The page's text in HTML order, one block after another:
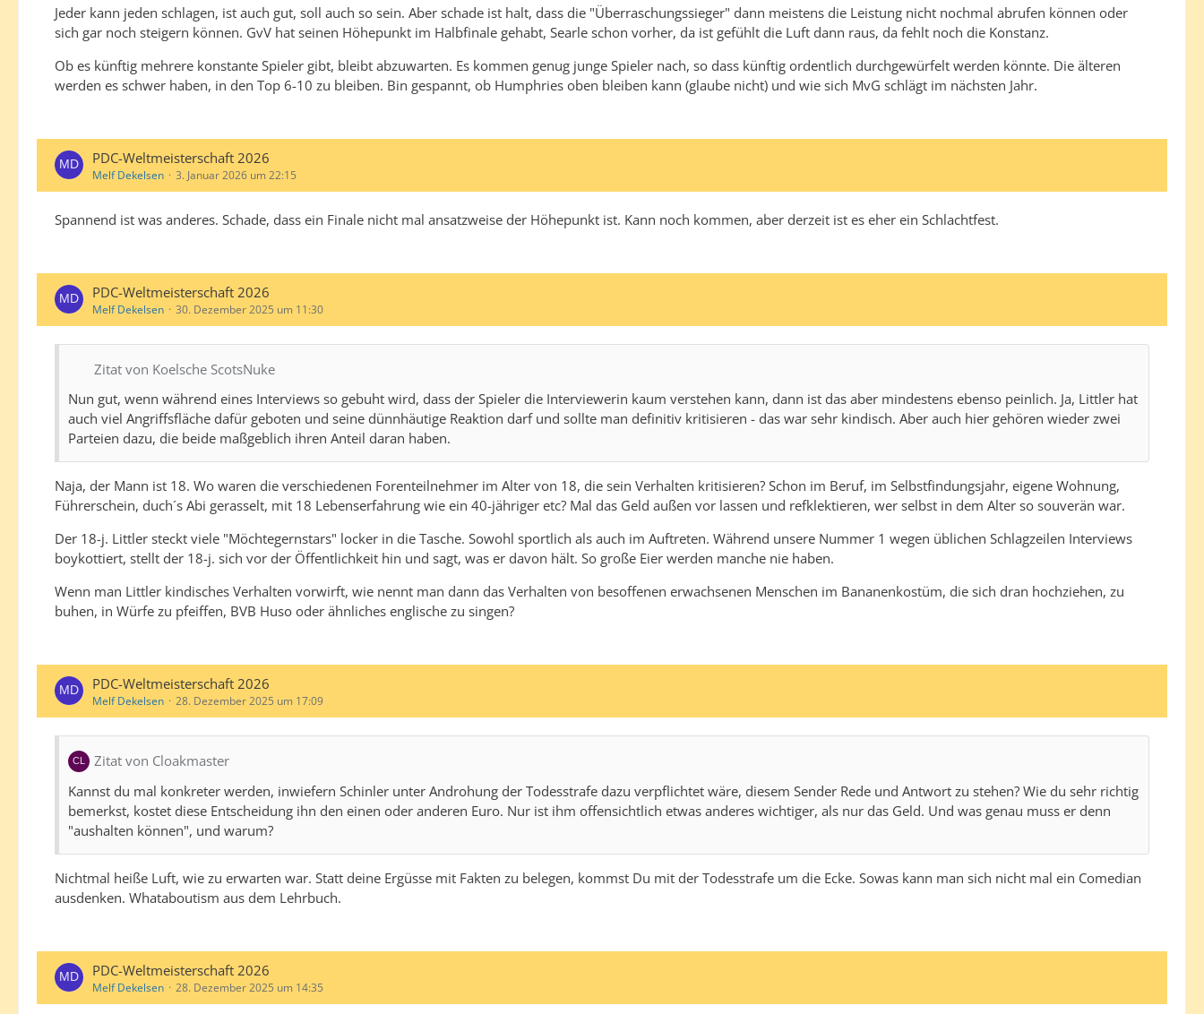
Jeder kann jeden schlagen, ist auch gut, soll auch so sein. Aber schade ist halt, dass die "Überraschungssieger" dann meistens die Leistung nicht nochmal abrufen können oder
sich gar noch steigern können. GvV hat seinen Höhepunkt im Halbfinale gehabt, Searle schon vorher, da ist gefühlt die Luft dann raus, da fehlt noch die Konstanz.
Ob es künftig mehrere konstante Spieler gibt, bleibt abzuwarten. Es kommen genug junge Spieler nach, so dass künftig ordentlich durchgewürfelt werden könnte. Die älteren
werden es schwer haben, in den Top 6-10 zu bleiben. Bin gespannt, ob Humphries oben bleiben kann (glaube nicht) und wie sich MvG schlägt im nächsten Jahr.
PDC-Weltmeisterschaft 2026
Melf Dekelsen 3. Januar 2026 um 22:15
Spannend ist was anderes. Schade, dass ein Finale nicht mal ansatzweise der Höhepunkt ist. Kann noch kommen, aber derzeit ist es eher ein Schlachtfest.
PDC-Weltmeisterschaft 2026
Melf Dekelsen 30. Dezember 2025 um 11:30
Zitat von Koelsche ScotsNuke
Nun gut, wenn während eines Interviews so gebuht wird, dass der Spieler die Interviewerin kaum verstehen kann, dann ist das aber mindestens ebenso peinlich. Ja, Littler hat
auch viel Angriffsfläche dafür geboten und seine dünnhäutige Reaktion darf und sollte man definitiv kritisieren - das war sehr kindisch. Aber auch hier gehören wieder zwei
Parteien dazu, die beide maßgeblich ihren Anteil daran haben.
Naja, der Mann ist 18. Wo waren die verschiedenen Forenteilnehmer im Alter von 18, die sein Verhalten kritisieren? Schon im Beruf, im Selbstfindungsjahr, eigene Wohnung,
Führerschein, duch´s Abi gerasselt, mit 18 Lebenserfahrung wie ein 40-jähriger etc? Mal das Geld außen vor lassen und refklektieren, wer selbst in dem Alter so souverän war.
Der 18-j. Littler steckt viele "Möchtegernstars" locker in die Tasche. Sowohl sportlich als auch im Auftreten. Während unsere Nummer 1 wegen üblichen Schlagzeilen Interviews
boykottiert, stellt der 18-j. sich vor der Öffentlichkeit hin und sagt, was er davon hält. So große Eier werden manche nie haben.
Wenn man Littler kindisches Verhalten vorwirft, wie nennt man dann das Verhalten von besoffenen erwachsenen Menschen im Bananenkostüm, die sich dran hochziehen, zu
buhen, in Würfe zu pfeiffen, BVB Huso oder ähnliches englische zu singen?
PDC-Weltmeisterschaft 2026
Melf Dekelsen 28. Dezember 2025 um 17:09
Zitat von Cloakmaster
Kannst du mal konkreter werden, inwiefern Schinler unter Androhung der Todesstrafe dazu verpflichtet wäre, diesem Sender Rede und Antwort zu stehen? Wie du sehr richtig
bemerkst, kostet diese Entscheidung ihn den einen oder anderen Euro. Nur ist ihm offensichtlich etwas anderes wichtiger, als nur das Geld. Und was genau muss er denn
"aushalten können", und warum?
Nichtmal heiße Luft, wie zu erwarten war. Statt deine Ergüsse mit Fakten zu belegen, kommst Du mit der Todesstrafe um die Ecke. Sowas kann man sich nicht mal ein Comedian
ausdenken. Whataboutism aus dem Lehrbuch.
PDC-Weltmeisterschaft 2026
Melf Dekelsen 28. Dezember 2025 um 14:35